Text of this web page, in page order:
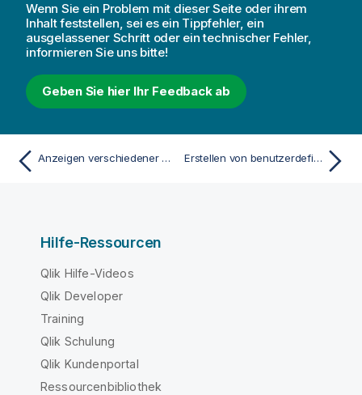
Wenn Sie ein Problem mit dieser Seite oder ihrem
Inhalt feststellen, sei es ein Tippfehler, ein
ausgelassener Schritt oder ein technischer Fehler,
informieren Sie uns bitte!
Geben Sie hier Ihr Feedback ab
Anzeigen verschiedener Diagramme gestützt auf Auswahlen mit einer Registerkarten-Sammelbox Erstellen von benutzerdefinierten Quickinfos
Hilfe-Ressourcen
Qlik Hilfe-Videos
Qlik Developer
Training
Qlik Schulung
Qlik Kundenportal
Ressourcenbibliothek